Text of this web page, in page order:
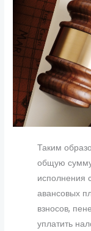
Таким
общую
исполнения
авансовых
взносов,
уплатить